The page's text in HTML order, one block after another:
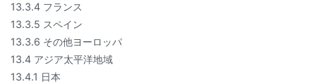
13.3.4 フランス
13.3.5 スペイン
13.3.6 その他ヨーロッパ
13.4 アジア太平洋地域
13.4.1 日本